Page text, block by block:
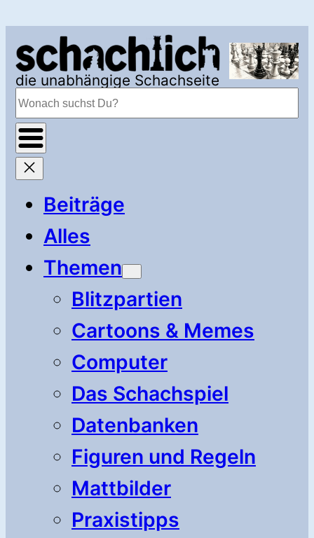
springen
die unabhängige Schachseite
Suchen
Beiträge
Alles
Themen
Blitzpartien
Cartoons & Memes
Computer
Das Schachspiel
Datenbanken
Figuren und Regeln
Mattbilder
Praxistipps